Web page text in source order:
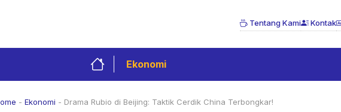
Tentang Kami Kontak
Ekonomi
- Ekonomi - Drama Rubio di Beijing: Taktik Cerdik China Terbongkar!